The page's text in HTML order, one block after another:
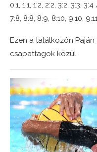
0:1, 1:1, 1:2, 2:2, 3:2, 3:3,
7:8, 8:8, 8:9, 8:10, 9:10,
Ezen a találkozón
csapattagok közül.